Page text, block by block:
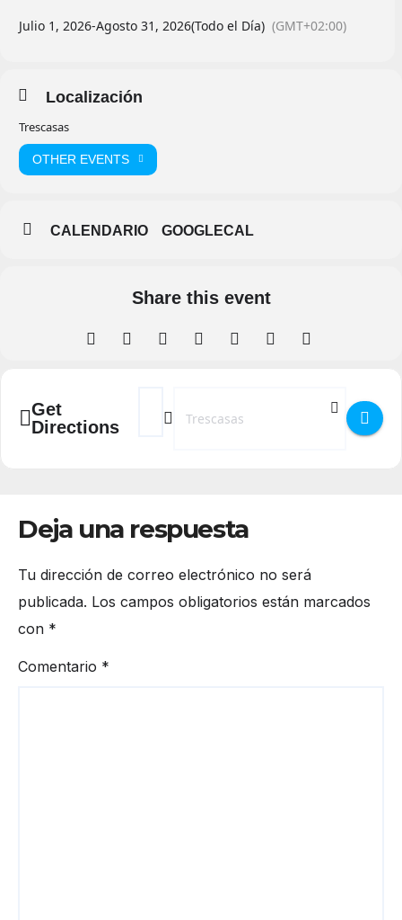
Julio 1, 2026-Agosto 31, 2026(Todo el Día) (GMT+02:00)
Localización
Trescasas
OTHER EVENTS
CALENDARIO GOOGLECAL
Share this event
Get
Directions
Address - Tenis de mesa en verano en el
Destination Address - Tenis de
Deja una respuesta
Tu dirección de correo electrónico no será
publicada. Los campos obligatorios están marcados
con *
Comentario *